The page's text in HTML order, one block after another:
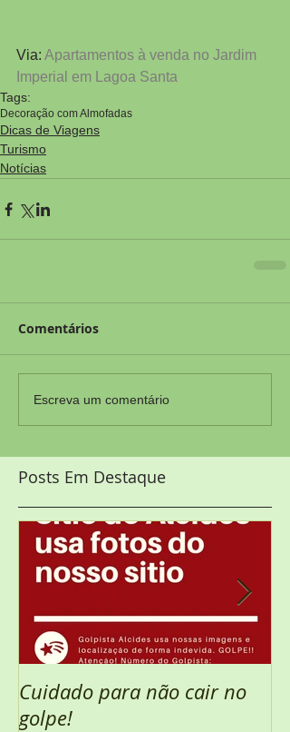
Via: Apartamentos à venda no Jardim
Imperial em Lagoa Santa
Tags:
Decoração com Almofadas
Dicas de Viagens
Turismo
Notícias
Comentários
Escreva um comentário
Posts Em Destaque
Cuidado para não cair no
golpe!